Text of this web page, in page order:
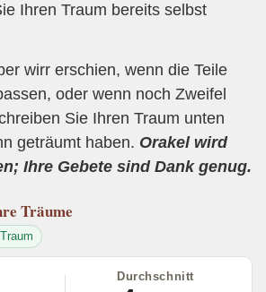
Ihren Traum bereits selbst
wirr erschien, wenn die Teile
oder wenn noch Zweifel
Sie Ihren Traum unten
geträumt haben. Orakel wird
Ihre Gebete sind Dank genug.
Träume
Durchschnitt